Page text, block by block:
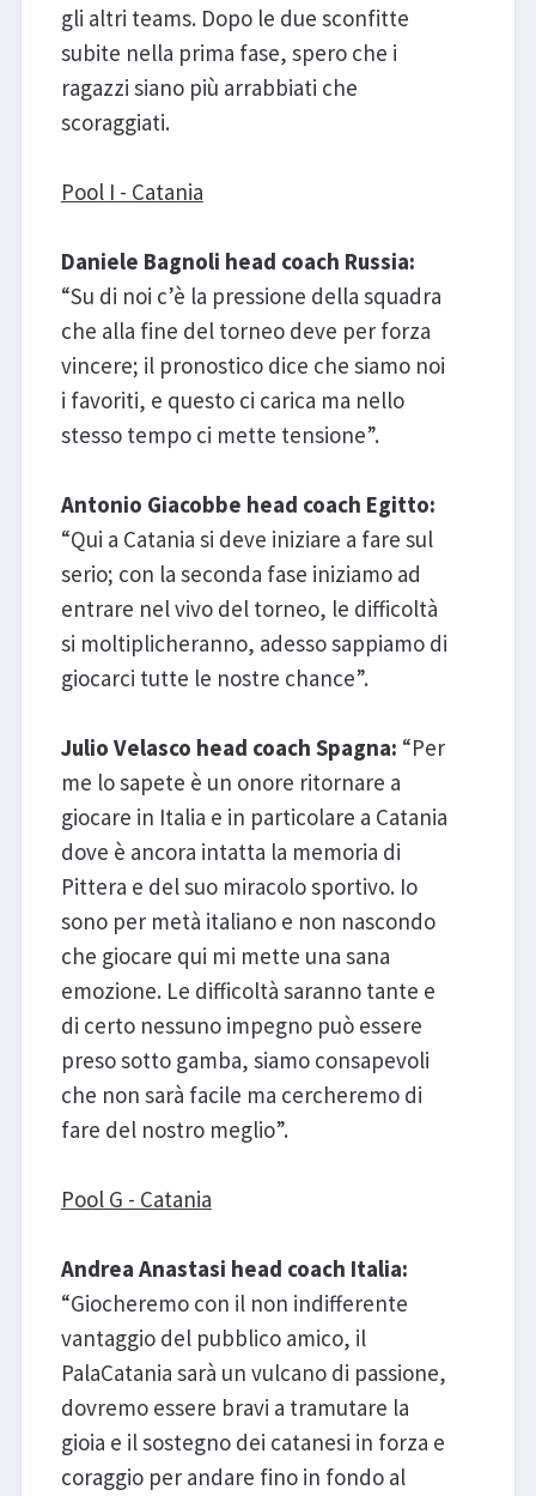
gli altri teams. Dopo le due sconfitte
subite nella prima fase, spero che i
ragazzi siano più arrabbiati che
scoraggiati.
Pool I - Catania
Daniele Bagnoli head coach Russia:
“Su di noi c’è la pressione della squadra
che alla fine del torneo deve per forza
vincere; il pronostico dice che siamo noi
i favoriti, e questo ci carica ma nello
stesso tempo ci mette tensione”.
Antonio Giacobbe head coach Egitto:
“Qui a Catania si deve iniziare a fare sul
serio; con la seconda fase iniziamo ad
entrare nel vivo del torneo, le difficoltà
si moltiplicheranno, adesso sappiamo di
giocarci tutte le nostre chance”.
Julio Velasco head coach Spagna: “Per
me lo sapete è un onore ritornare a
giocare in Italia e in particolare a Catania
dove è ancora intatta la memoria di
Pittera e del suo miracolo sportivo. Io
sono per metà italiano e non nascondo
che giocare qui mi mette una sana
emozione. Le difficoltà saranno tante e
di certo nessuno impegno può essere
preso sotto gamba, siamo consapevoli
che non sarà facile ma cercheremo di
fare del nostro meglio”.
Pool G - Catania
Andrea Anastasi head coach Italia:
“Giocheremo con il non indifferente
vantaggio del pubblico amico, il
PalaCatania sarà un vulcano di passione,
dovremo essere bravi a tramutare la
gioia e il sostegno dei catanesi in forza e
coraggio per andare fino in fondo al